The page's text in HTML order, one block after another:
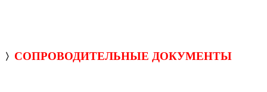
〉 СОПРОВОДИТЕЛЬНЫЕ ДОКУМЕНТЫ